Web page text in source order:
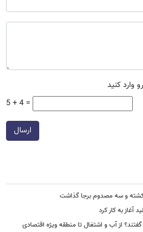
وارد کنید
5 + 4 =
ارسال
کشته و سه مصدوم برجا گذاشت
آغاز به کار کرد
از آب و اشتغال تا منطقه ویژه اقتصادی